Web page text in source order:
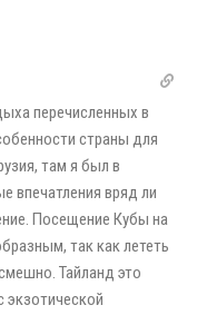
перечисленных в
страны для
там я был в
впечатления вряд ли
Посещение Кубы на
так как лететь
Тайланд это
экзотической